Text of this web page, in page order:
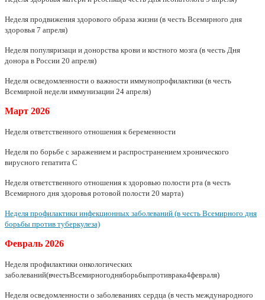
Неделя продвижения здорового образа жизни (в честь Всемирного дня
здоровья 7 апреля)
Неделя популяризаци и донорства крови и костного мозга (в честь Дня
донора в России 20 апреля)
Неделя осведомленности о важности иммунопрофилактики (в честь
Всемирной недели иммунизации 24 апреля)
Март 2026
Неделя ответственного отношения к беременности
Неделя по борьбе с заражением и распространением хронического
вирусного гепатита С
Неделя ответственного отношения к здоровью полости рта (в честь
Всемирного дня здоровья ротовой полости 20 марта)
Неделя профилактики инфекционных заболеваний (в честь Всемирного дня
борьбы против туберкулеза)
Февраль 2026
Неделя профилактики онкологических
заболеваний(вчестьВсемирногодняборьбыпротиврака4февраля)
Неделя осведомленности о заболеваниях сердца (в честь международного